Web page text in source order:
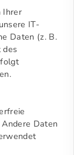
Ihrer
IT-
Daten (z. B.
des
Daten